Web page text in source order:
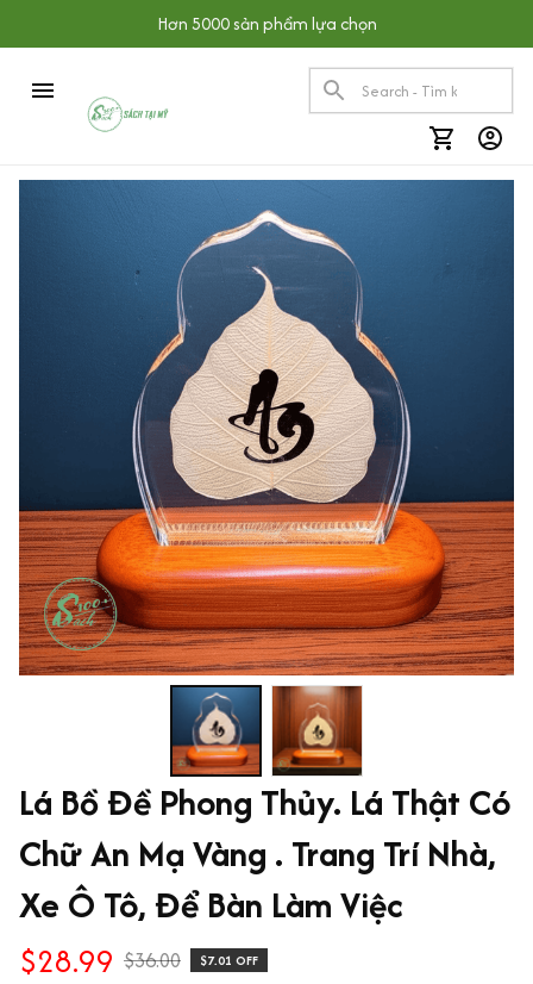
Hơn 5000 sản phẩm lựa chọn
Lá Bồ Đề Phong Thủy. Lá Thật Có
Chữ An Mạ Vàng . Trang Trí Nhà,
Xe Ô Tô, Để Bàn Làm Việc
$28.99 $36.00 $7.01 OFF